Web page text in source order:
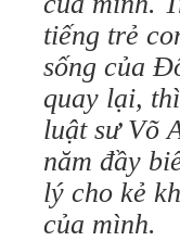
tiếng trẻ
sống của
quay lại,
luật sư Võ
năm đầy
lý cho kẻ
của mình.